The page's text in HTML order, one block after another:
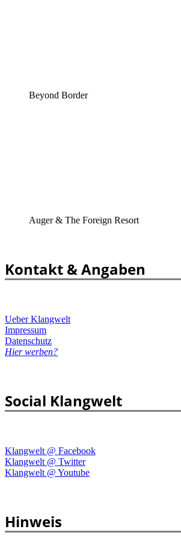
Beyond Border
Auger & The Foreign Resort
Kontakt & Angaben
Ueber Klangwelt
Impressum
Datenschutz
Hier werben?
Social Klangwelt
Klangwelt @ Facebook
Klangwelt @ Twitter
Klangwelt @ Youtube
Hinweis